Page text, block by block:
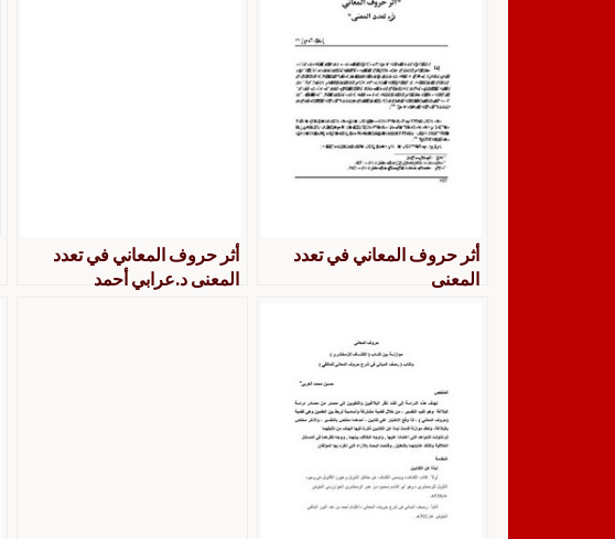
أثر حروف المعاني في تعدد
المعنى
أثر حروف المعاني في تعدد
المعنى د.عرابي أحمد